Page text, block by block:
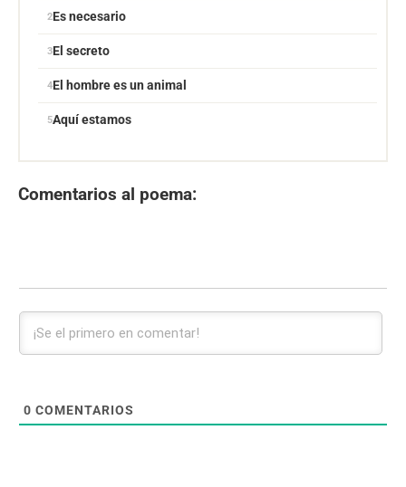
Es necesario
El secreto
El hombre es un animal
Aquí estamos
Comentarios al poema:
0 COMENTARIOS